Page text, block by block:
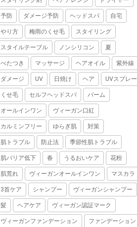
予防 ダメージ予防 ヘッドスパ 自宅
やり方 梅雨のくせ毛 スタイリング
スタイルテーブル ノンシリコン 夏
べたつき マッサージ ヘアオイル 紫外線
ダメージ UV 日焼け ヘア UVスプレー
くせ毛 セルフヘッドスパ バーム
オールインワン ヴィーガン口紅
カルミンフリー ゆらぎ肌 対策
肌トラブル 防止法 季節性肌トラブル
肌バリア低下 春 うるおいケア 花粉
肌荒れ ヴィーガンオールインワン マスカラ
3首ケア シャンプー ヴィーガンシャンプー
髪 ヘアケア ヴィーガン認証マーク
ヴィーガンファンデーション ファンデーション